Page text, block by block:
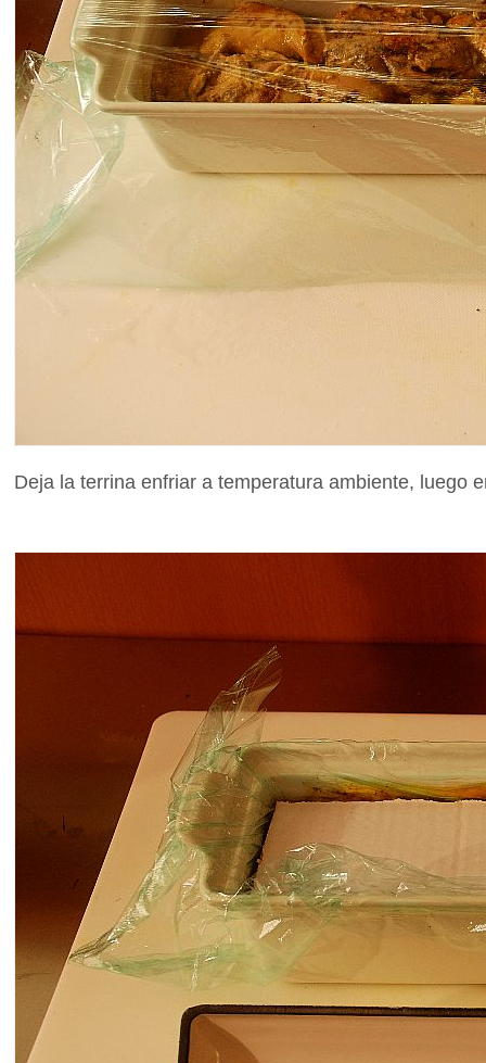
Deja la terrina enfriar a temperatura ambiente, luego